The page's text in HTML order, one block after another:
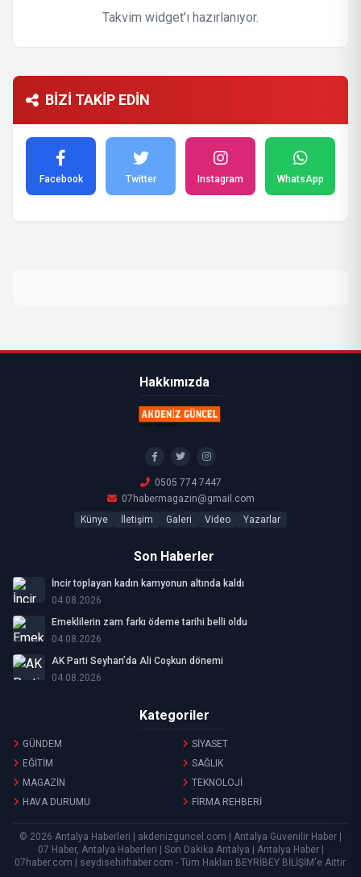
Takvim widget'ı hazırlanıyor.
BİZİ TAKİP EDİN
Facebook Twitter Instagram WhatsApp
Hakkımızda
0505 774 7447
07habermagazin@gmail.com
Künye
İletişim Galeri Video Yazarlar
Son Haberler
İncir toplayan kadın kamyonun altında kaldı
04.08.2026
Emeklilerin zam farkı ödeme tarihi belli oldu
04.08.2026
AK Parti Seyhan’da Ali Coşkun dönemi
04.08.2026
Kategoriler
GÜNDEM
SİYASET
EĞİTİM
SAĞLIK
MAGAZİN
TEKNOLOJİ
HAVA DURUMU
FİRMA REHBERİ
© 2026 Antalya Haberleri | akdenizguncel.com | Antalya Güvenilir Haber |
07 Haber, Antalya Haberleri | Son Dakika Antalya | Antalya Haber |
07haber.com | seydisehirhaber.com - Tüm Hakları BEYRİBEY BİLİŞİM 'e Aittir.